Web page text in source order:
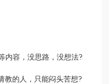
内容，没思路，没想法?
教的人，只能闷头苦想?